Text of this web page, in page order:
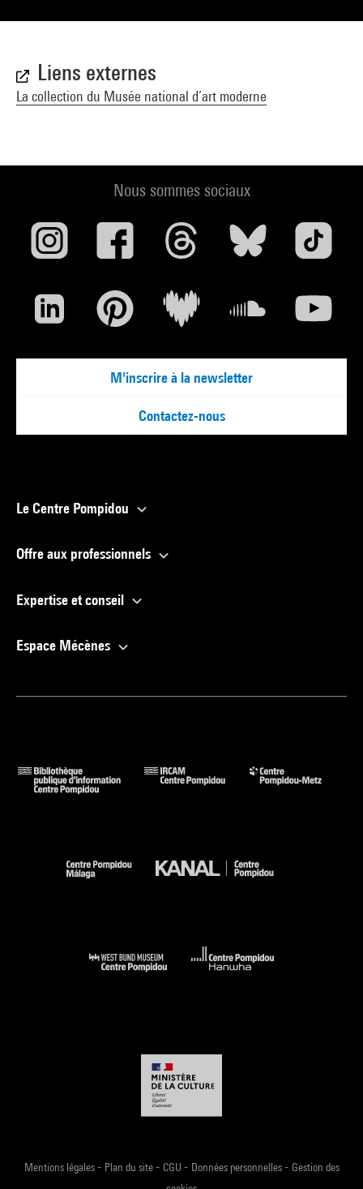
Liens externes
La collection du Musée national d’art moderne
Nous sommes sociaux
M'inscrire à la newsletter
Contactez-nous
Le Centre Pompidou
Offre aux professionnels
Expertise et conseil
Espace Mécènes
Mentions légales- Plan du site- CGU - Données personnelles- Gestion des